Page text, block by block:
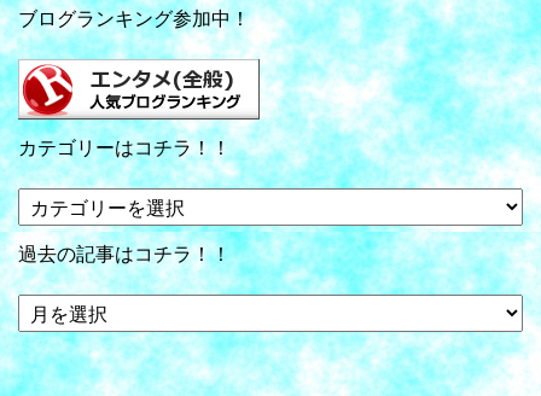
ブログランキング参加中！
カテゴリーはコチラ！！
カ
テ
ゴ
リ
ー
は
コ
チ
過去の記事はコチラ！！
過
去
の
記